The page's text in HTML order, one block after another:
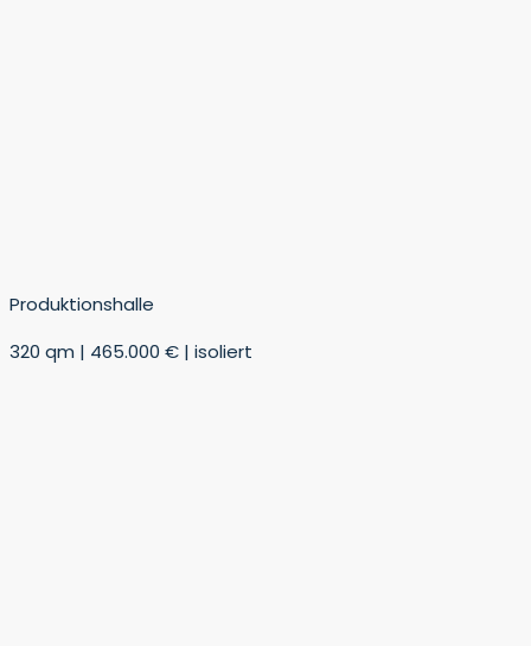
Produktionshalle
320 qm | 465.000 € | isoliert